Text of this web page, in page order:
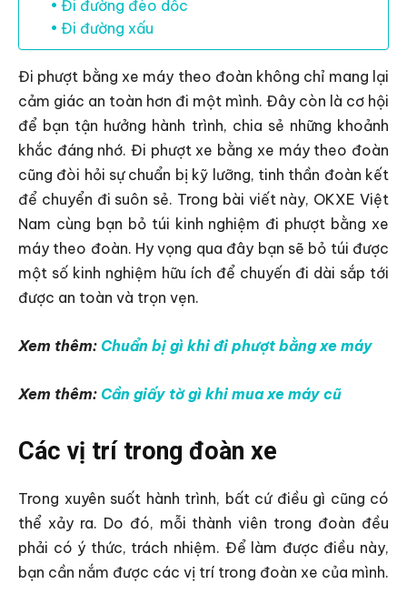
Đi đường đèo dốc
Đi đường xấu
Đi phượt bằng xe máy theo đoàn không chỉ mang lại
cảm giác an toàn hơn đi một mình. Đây còn là cơ hội
để bạn tận hưởng hành trình, chia sẻ những khoảnh
khắc đáng nhớ. Đi phượt xe bằng xe máy theo đoàn
cũng đòi hỏi sự chuẩn bị kỹ lưỡng, tinh thần đoàn kết
để chuyển đi suôn sẻ. Trong bài viết này, OKXE Việt
Nam cùng bạn bỏ túi kinh nghiệm đi phượt bằng xe
máy theo đoàn. Hy vọng qua đây bạn sẽ bỏ túi được
một số kinh nghiệm hữu ích để chuyến đi dài sắp tới
được an toàn và trọn vẹn.
Xem thêm: Chuẩn bị gì khi đi phượt bằng xe máy
Xem thêm: Cần giấy tờ gì khi mua xe máy cũ
Các vị trí trong đoàn xe
Trong xuyên suốt hành trình, bất cứ điều gì cũng có
thể xảy ra. Do đó, mỗi thành viên trong đoàn đều
phải có ý thức, trách nhiệm. Để làm được điều này,
bạn cần nắm được các vị trí trong đoàn xe của mình.